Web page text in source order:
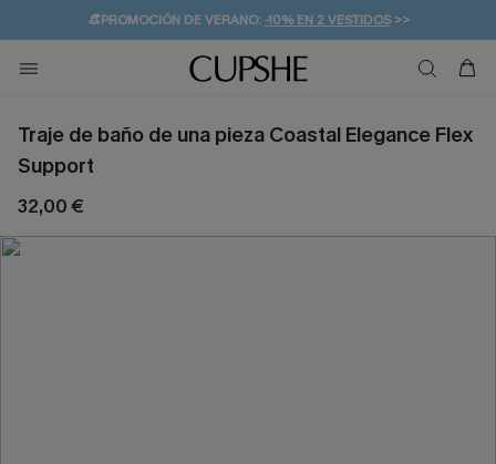
👒PROMOCIÓN DE VERANO:-10% EN 2 VESTIDOS>>
💌¡SUSCRIBIRSE & GANAR -10% EXTRA!
🚚ENVÍO GRATUITO A PARTIR DE 49 € >>
Traje de baño de una pieza Coastal Elegance Flex
Support
32,00 €